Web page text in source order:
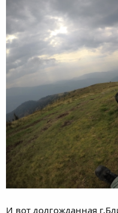
И вот долгожданная